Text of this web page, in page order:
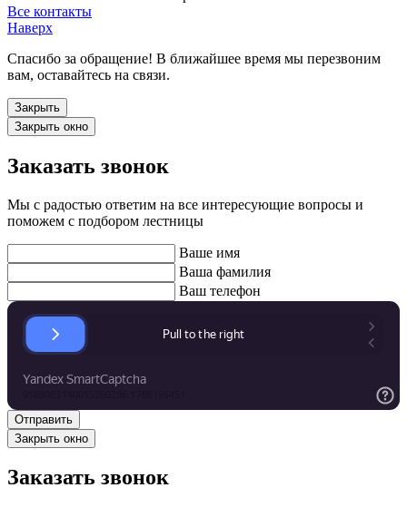
Все контакты
Наверх
Спасибо за обращение! В ближайшее время мы перезвоним
вам, оставайтесь на связи.
Закрыть
Закрыть окно
Заказать звонок
Мы с радостью ответим на все интересующие вопросы и
поможем с подбором лестницы
Ваше имя
Ваша фамилия
Ваш телефон
Закрыть окно
Заказать звонок